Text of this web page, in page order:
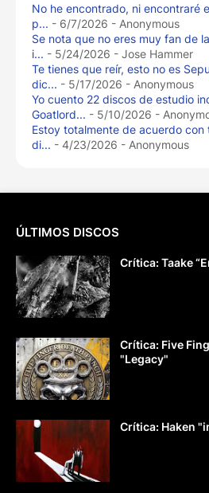
No he encontrado, ni encontraré
p... - 6/7/2026 - Anonymous
Se nota que no eres muy fan de
i... - 5/24/2026 - Jose Hammer
Te tienes que reír, esto no es
dic... - 5/17/2026 - Anonymous
Yo cuento 22 discos de estudio
Goatlord... - 5/10/2026 -
Estoy totalmente de acuerdo con
di... - 4/23/2026 - Anonymous
ÚLTIMOS DISCOS
Crítica: Taake
Crítica: Five
"Legacy"
Crítica: Haken